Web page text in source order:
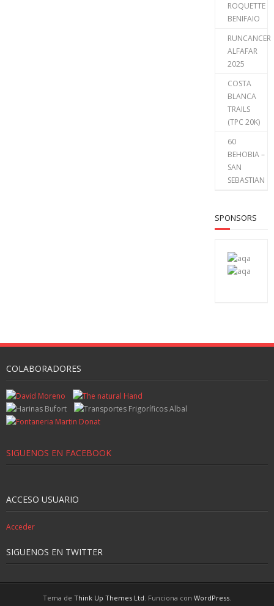
ROQUETTE
BENIFAIO
RUNCANCER
ALFAFAR
2025
COSTA
BLANCA
TRAILS
(TPC 20K)
60
BEHOBIA –
SAN
SEBASTIAN
SPONSORS
COLABORADORES
SIGUENOS EN FACEBOOK
ACCESO USUARIO
Acceder
SIGUENOS EN TWITTER
Tema de Think Up Themes Ltd. Funciona con WordPress.